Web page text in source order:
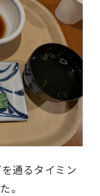
通るタイミン
。